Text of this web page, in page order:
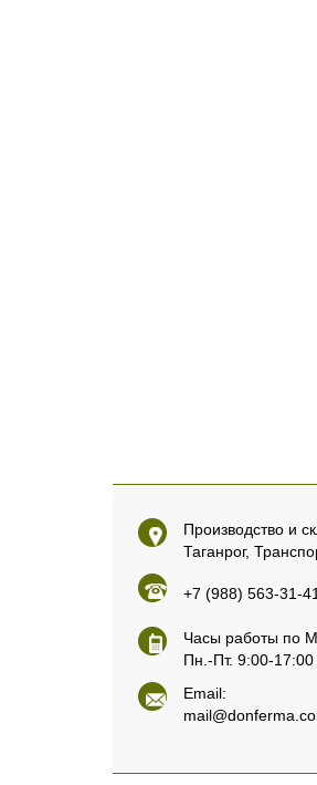
Производство и
Таганрог,
+7 (988) 563-31-41
Часы работы по
Пн.-Пт. 9:00-17:00
Email: